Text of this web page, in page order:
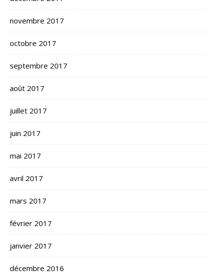
novembre 2017
octobre 2017
septembre 2017
août 2017
juillet 2017
juin 2017
mai 2017
avril 2017
mars 2017
février 2017
janvier 2017
décembre 2016